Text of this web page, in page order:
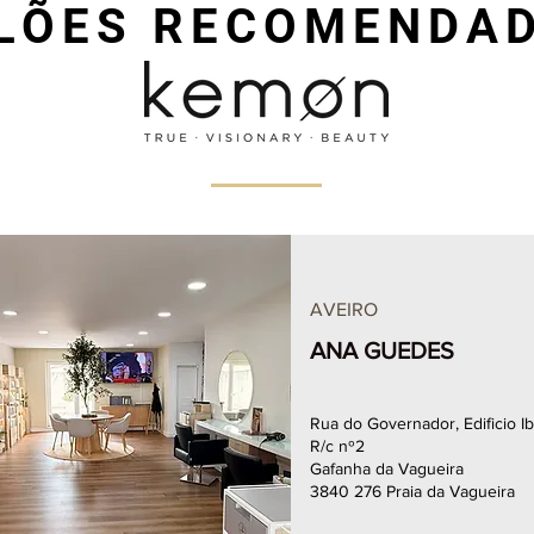
AVEIRO
ANA GUEDES
Rua do Governador, Edificio
R/c nº2
Gafanha da Vagueira
3840 276 Praia da Vagueira